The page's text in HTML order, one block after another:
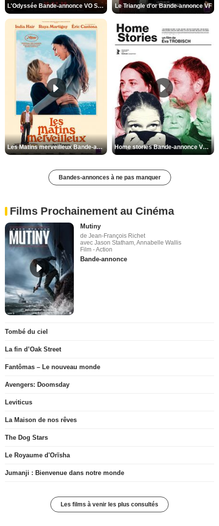
L'Odyssée Bande-annonce VO STFR Le Triangle d'or Bande-annonce VF
Les Matins merveilleux Bande-annonce VF Home stories Bande-annonce VO STFR
Bandes-annonces à ne pas manquer
Films Prochainement au Cinéma
Mutiny
de Jean-François Richet
avec Jason Statham, Annabelle Wallis
Film - Action
Bande-annonce
Tombé du ciel
La fin d’Oak Street
Fantômas – Le nouveau monde
Avengers: Doomsday
Leviticus
La Maison de nos rêves
The Dog Stars
Le Royaume d'Orïsha
Jumanji : Bienvenue dans notre monde
Les films à venir les plus consultés